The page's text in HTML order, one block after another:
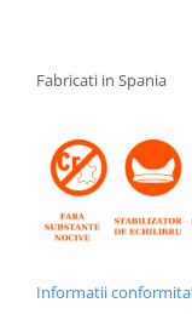
Fabricati in Spania
Informatii